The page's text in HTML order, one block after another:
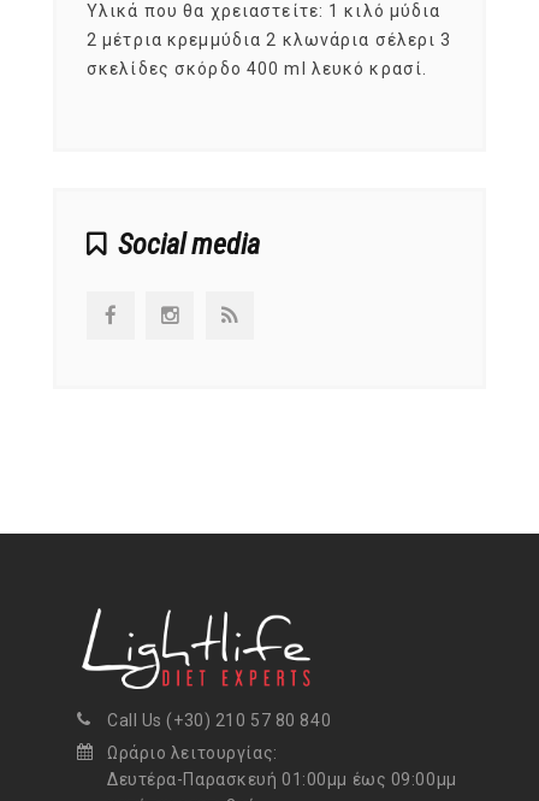
Υλικά που θα χρειαστείτε: 1 κιλό μύδια
2 μέτρια κρεμμύδια 2 κλωνάρια σέλερι 3
σκελίδες σκόρδο 400 ml λευκό κρασί.
Social media
Call Us (+30) 210 57 80 840
Ωράριο λειτουργίας:
Δευτέρα-Παρασκευή 01:00μμ έως 09:00μμ